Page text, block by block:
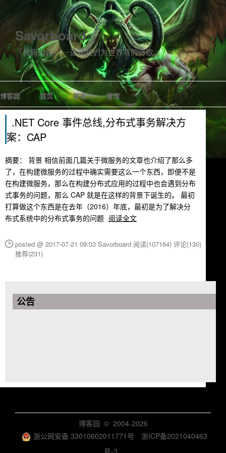
Savorboard
『代码如诗』 ┈这是我们为世界写的诗歌。
博客园 首页 联系 管理
.NET Core 事件总线,分布式事务解决方
案：CAP
摘要： 背景 相信前面几篇关于微服务的文章也介绍了那么多
了，在构建微服务的过程中确实需要这么一个东西，即便不是
在构建微服务，那么在构建分布式应用的过程中也会遇到分布
式事务的问题，那么 CAP 就是在这样的背景下诞生的。 最初
打算做这个东西是在去年（2016）年底，最初是为了解决分
布式系统中的分布式事务的问题 阅读全文
posted @ 2017-07-21 09:03 Savorboard 阅读(107164) 评论(130)
推荐(231)
公告
博客园 © 2004-2026
浙公网安备 33010602011771号
浙ICP备2021040463
号-3